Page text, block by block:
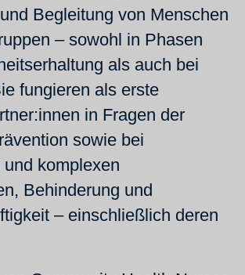
Begleitung von Menschen
– sowohl in Phasen
als auch bei
fungieren als erste
in Fragen der
sowie bei
komplexen
Behinderung und
– einschließlich deren